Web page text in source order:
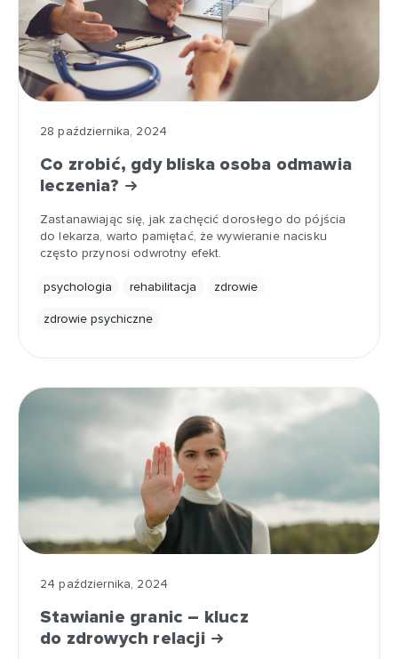
28 października, 2024
Co zrobić, gdy bliska osoba odmawia
leczenia?
Zastanawiając się, jak zachęcić dorosłego do pójścia
do lekarza, warto pamiętać, że wywieranie nacisku
często przynosi odwrotny efekt.
psychologia rehabilitacja zdrowie
zdrowie psychiczne
24 października, 2024
Stawianie granic – klucz
do zdrowych relacji